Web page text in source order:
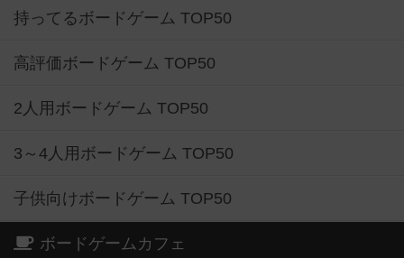
持ってるボードゲーム TOP50
高評価ボードゲーム TOP50
2人用ボードゲーム TOP50
3～4人用ボードゲーム TOP50
子供向けボードゲーム TOP50
ボードゲームカフェ